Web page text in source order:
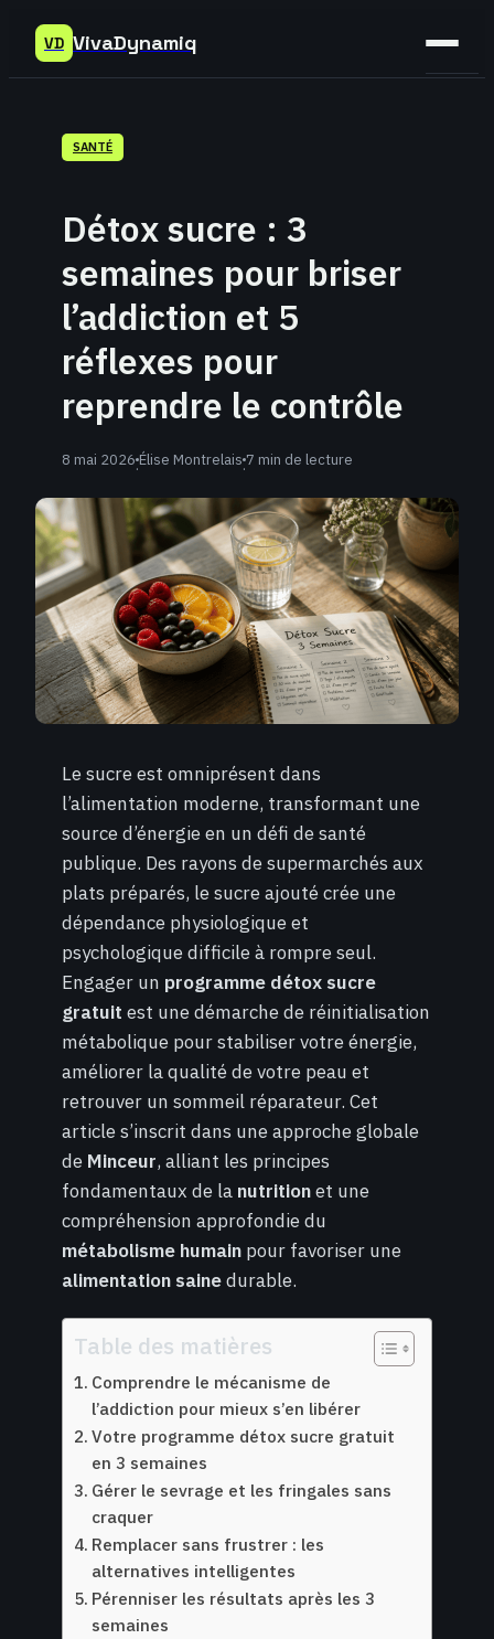
VD VivaDynamiq
SANTÉ
Détox sucre : 3
semaines pour briser
l’addiction et 5
réflexes pour
reprendre le contrôle
8 mai 2026·Élise Montrelais·7 min de lecture
Le sucre est omniprésent dans
l’alimentation moderne, transformant une
source d’énergie en un défi de santé
publique. Des rayons de supermarchés aux
plats préparés, le sucre ajouté crée une
dépendance physiologique et
psychologique difficile à rompre seul.
Engager un programme détox sucre
gratuit est une démarche de réinitialisation
métabolique pour stabiliser votre énergie,
améliorer la qualité de votre peau et
retrouver un sommeil réparateur. Cet
article s’inscrit dans une approche globale
de Minceur, alliant les principes
fondamentaux de la nutritionet une
compréhension approfondie du
métabolisme humain pour favoriser une
alimentation sainedurable.
Table des matières
Comprendre le mécanisme de
l’addiction pour mieux s’en libérer
Votre programme détox sucre gratuit
en 3 semaines
Gérer le sevrage et les fringales sans
craquer
Remplacer sans frustrer : les
alternatives intelligentes
Pérenniser les résultats après les 3
semaines